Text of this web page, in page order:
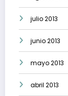
julio 2013
junio 2013
mayo 2013
abril 2013